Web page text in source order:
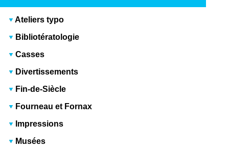
Ateliers typo
Bibliotératologie
Casses
Divertissements
Fin-de-Siècle
Fourneau et Fornax
Impressions
Musées